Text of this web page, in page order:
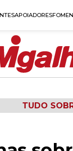
APOIADORES
TUDO